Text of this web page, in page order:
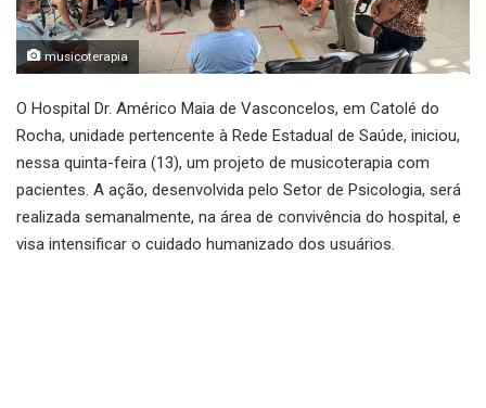
musicoterapia
O Hospital Dr. Américo Maia de Vasconcelos, em Catolé do
Rocha, unidade pertencente à Rede Estadual de Saúde, iniciou,
nessa quinta-feira (13), um projeto de musicoterapia com
pacientes. A ação, desenvolvida pelo Setor de Psicologia, será
realizada semanalmente, na área de convivência do hospital, e
visa intensificar o cuidado humanizado dos usuários.